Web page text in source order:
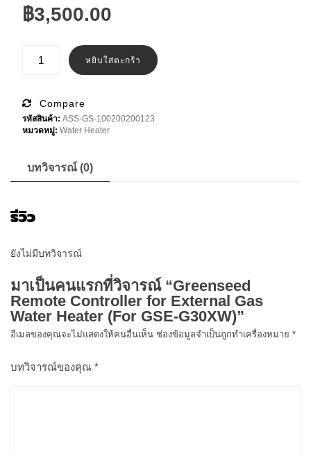
฿3,500.00
Greenseed
External
Gas
Water
Heater
G30XW)
ชิ้น
หยิบใส่ตะกร้า
Compare
รหัสสินค้า: ASS-GS-100200200123
หมวดหมู่: Water Heater
บทวิจารณ์ (0)
รีวิว
ยังไม่มีบทวิจารณ์
มาเป็นคนแรกที่วิจารณ์ “Greenseed
Remote Controller for External Gas
Water Heater (For GSE-G30XW)”
อีเมลของคุณจะไม่แสดงให้คนอื่นเห็น ช่องข้อมูลจำเป็นถูกทำเครื่องหมาย *
บทวิจารณ์ของคุณ *